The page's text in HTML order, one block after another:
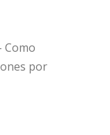
Como
por